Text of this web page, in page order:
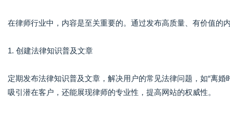
在律师行业中，内容是至关重要的。通过发布高质量、有价值的
1. 创建法律知识普及文章
定期发布法律知识普及文章，解决用户的常见法律问题，如“离
吸引潜在客户，还能展现律师的专业性，提高网站的权威性。